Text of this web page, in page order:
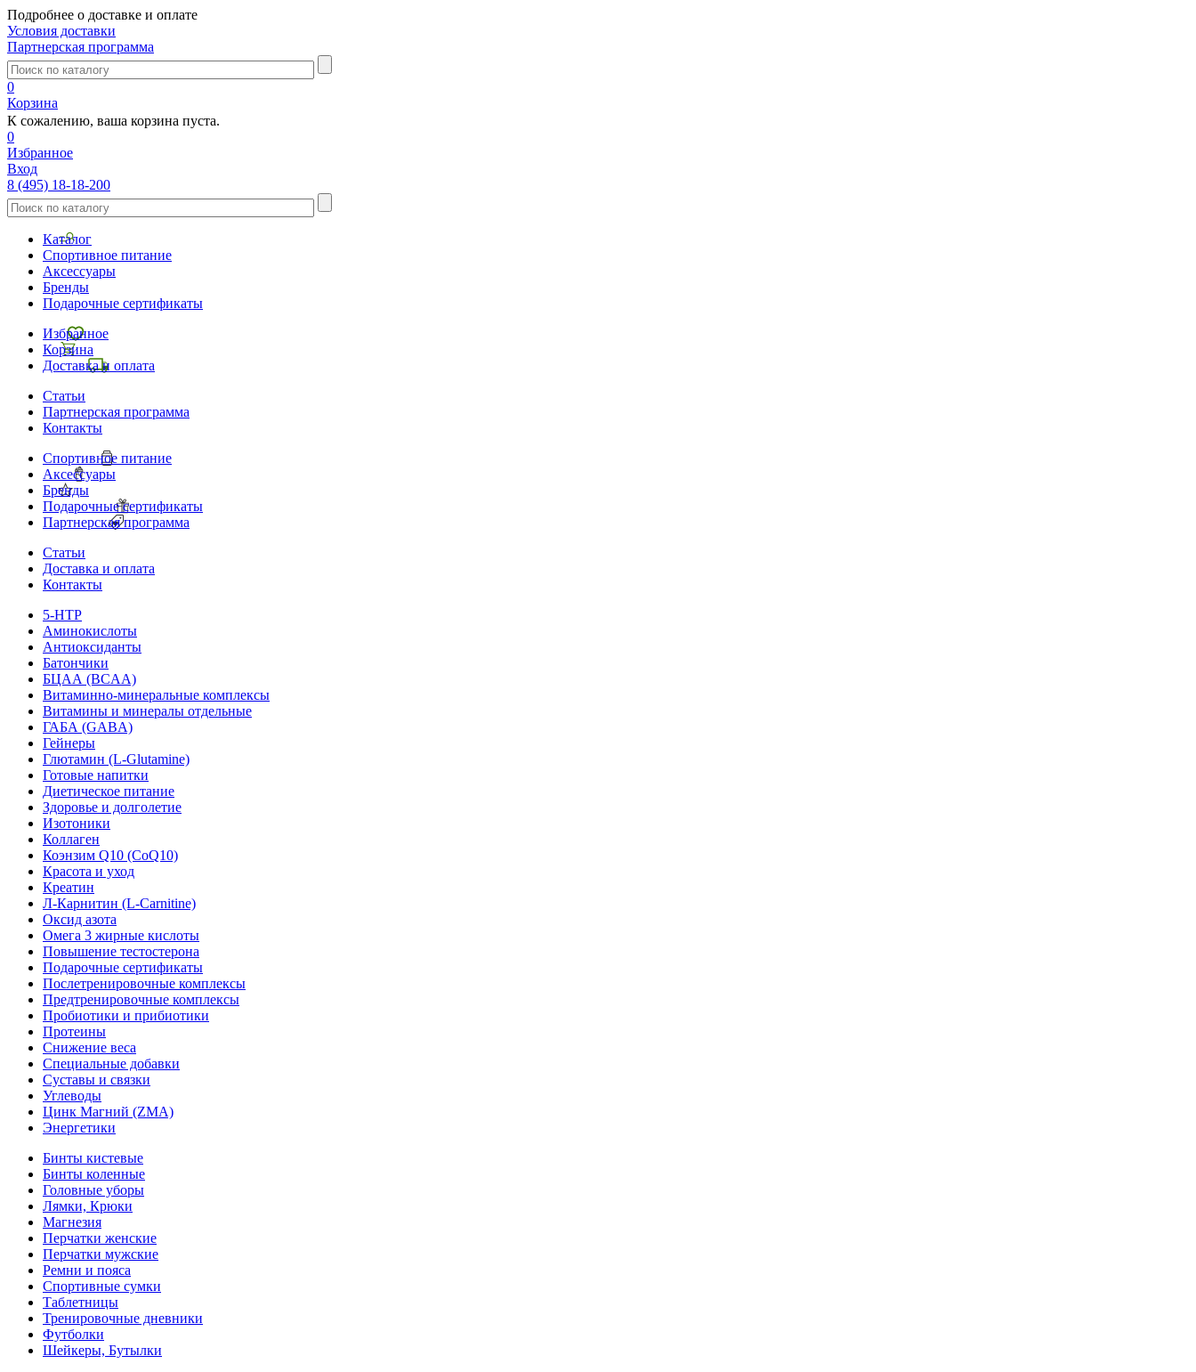
Подробнее о доставке и оплате
Условия доставки
Партнерская программа
0
Корзина
К сожалению, ваша корзина пуста.
0
Избранное
Вход
8 (495) 18-18-200
Каталог
Спортивное питание
Аксессуары
Бренды
Подарочные сертификаты
Избранное
Корзина
Доставка и оплата
Статьи
Партнерская программа
Контакты
Спортивное питание
Аксессуары
Бренды
Подарочные сертификаты
Партнерская программа
Статьи
Доставка и оплата
Контакты
5-HTP
Аминокислоты
Антиоксиданты
Батончики
БЦАА (BCAA)
Витаминно-минеральные комплексы
Витамины и минералы отдельные
ГАБА (GABA)
Гейнеры
Глютамин (L-Glutamine)
Готовые напитки
Диетическое питание
Здоровье и долголетие
Изотоники
Коллаген
Коэнзим Q10 (CoQ10)
Красота и уход
Креатин
Л-Карнитин (L-Сarnitine)
Оксид азота
Омега 3 жирные кислоты
Повышение тестостерона
Подарочные сертификаты
Послетренировочные комплексы
Предтренировочные комплексы
Пробиотики и прибиотики
Протеины
Снижение веса
Специальные добавки
Суставы и связки
Углеводы
Цинк Магний (ZMA)
Энергетики
Бинты кистевые
Бинты коленные
Головные уборы
Лямки, Крюки
Магнезия
Перчатки женские
Перчатки мужские
Ремни и пояса
Спортивные сумки
Таблетницы
Тренировочные дневники
Футболки
Шейкеры, Бутылки